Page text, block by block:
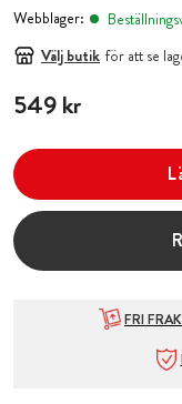
Webblager:
Välj butik för att se
Pris :549 kr
549 kr
FRI